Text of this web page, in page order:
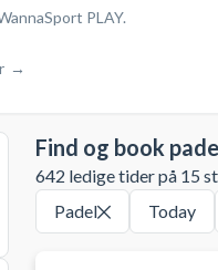
PLAY.
→
Find og book
642 ledige tider på 15
Padel Today